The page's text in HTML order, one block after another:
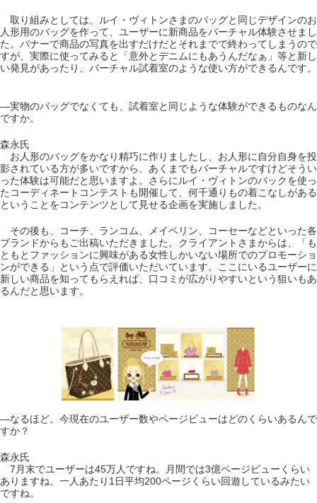
取り組みとしては、ルイ・ヴィトンさまのバッグと同じデザインのお
人形用のバッグを作って、ユーザーに新商品をバーチャル体験させまし
た。バナーで商品の写真を出すだけだとそれまでで終わってしまうので
すが、実際に使ってみると「意外とデニムにもあうんだなぁ」等と新し
い発見があったり、バーチャル試着室のような使い方ができるんです。
―実物のバッグでなくても、試着室と同じような体験ができるものなん
ですか。
森永氏
お人形のバッグをかなり精巧に作りましたし、お人形に自分自身を投
影されている方が多いですから、あくまでもバーチャルですけどそうい
った体験は可能だと思いますよ。さらにルイ・ヴィトンのバックを使っ
たコーディネートコンテストも開催して、何千通りもの着こなしがある
ということをコンテンツとして見せる企画を実施しました。
その後も、コーチ、ランコム、メイベリン、コーセーなどといった各
ブランドからもご出稿いただきました。クライアントさまからは、「も
ともとファッションに興味がある女性しかいない場所でのプロモーショ
ンができる」という点で評価いただいています。ここにいるユーザーに
新しい商品を知ってもらえれば、口コミが広がりやすいという狙いもあ
るんだと思います。
―なるほど。今現在のユーザー数やページビューはどのくらいあるんで
すか？
森永氏
7月末でユーザーは45万人ですね。月間では3億ページビューくらい
ありますね。一人あたり1日平均200ページくらい回遊しているみたい
ですね。